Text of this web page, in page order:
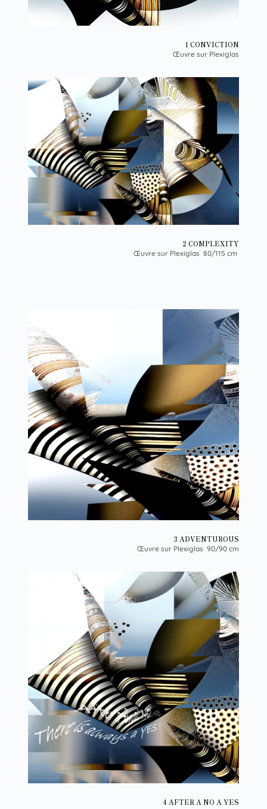
1 CONVICTION
Œuvre sur Plexiglas
2 COMPLEXITY
Œuvre sur Plexiglas 80/115 cm
3 ADVENTUROUS
Œuvre sur Plexiglas 90/90 cm
4 AFTER A NO A YES